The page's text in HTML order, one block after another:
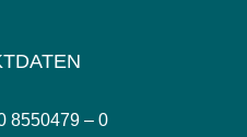
8550479 – 0